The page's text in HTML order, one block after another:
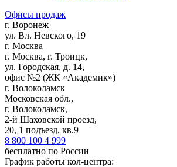
Офисы продаж
г. Воронеж
ул. Вл. Невского, 19
г. Москва
г. Москва, г. Троицк,
ул. Городская, д. 14,
офис №2 (ЖК «Академик»)
г. Волоколамск
Московская обл.,
г. Волоколамск,
2-й Шаховской проезд,
20, 1 подъезд, кв.9
8 800 100 4 999
бесплатно по России
График работы кол-центра: